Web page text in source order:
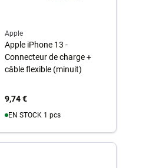
Apple
Apple iPhone 13 -
Connecteur de charge +
câble flexible (minuit)
9,74 €
EN STOCK 1 pcs